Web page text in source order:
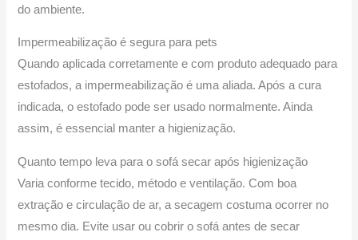
do ambiente.
Impermeabilização é segura para pets
Quando aplicada corretamente e com produto adequado para
estofados, a impermeabilização é uma aliada. Após a cura
indicada, o estofado pode ser usado normalmente. Ainda
assim, é essencial manter a higienização.
Quanto tempo leva para o sofá secar após higienização
Varia conforme tecido, método e ventilação. Com boa
extração e circulação de ar, a secagem costuma ocorrer no
mesmo dia. Evite usar ou cobrir o sofá antes de secar